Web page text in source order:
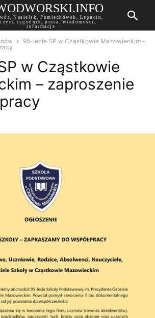
Nasielsk, Pomiechówek, Leoncin,
tygodnik, prasa, wiadomości,
informacje
95-lecie SP w Cząstkowie Mazowieckim –
w Cząstkowie
– zaproszenie